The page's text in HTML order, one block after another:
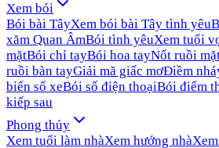
Xem bói
Bói bài TâyXem bói bài Tây tình yêu
xăm Quan ÂmBói tình yêuXem tuổi
mặtBói chỉ tayBói hoa tayNốt ruồi
ruồi bàn tayGiải mã giấc mơĐiềm
biển số xeBói số điện thoạiBói điểm
kiếp sau
Phong thủy
Xem tuổi làm nhàXem hướng nhà